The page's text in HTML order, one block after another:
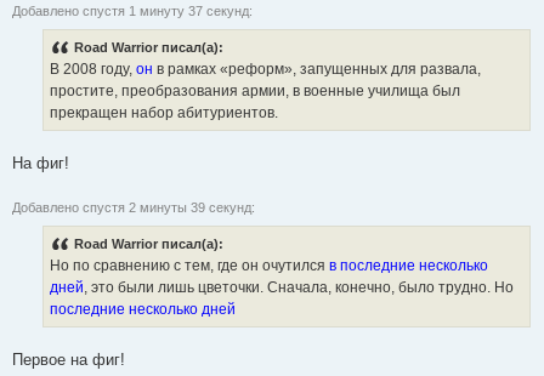
Добавлено спустя 1 минуту 37 секунд:
Road Warrior писал(а):
В 2008 году, он в рамках «реформ», запущенных для развала,
простите, преобразования армии, в военные училища был
прекращен набор абитуриентов.
На фиг!
Добавлено спустя 2 минуты 39 секунд:
Road Warrior писал(а):
Но по сравнению с тем, где он очутился в последние несколько
дней, это были лишь цветочки. Сначала, конечно, было трудно. Но
последние несколько дней
Первое на фиг!